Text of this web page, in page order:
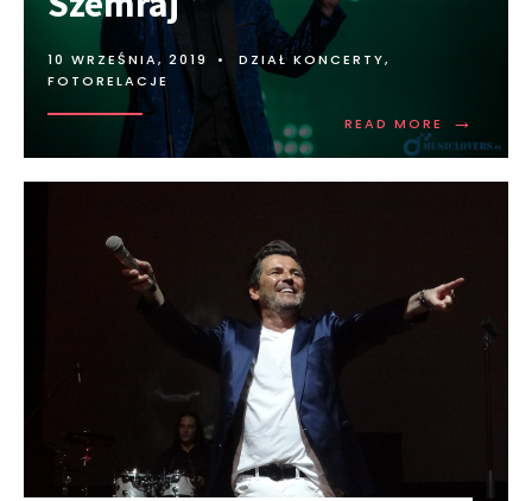
10 WRZEŚNIA, 2019 • DZIAŁ KONCERTY,
FOTORELACJE
READ MORE →